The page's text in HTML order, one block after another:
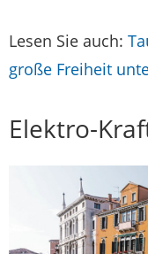
Lesen Sie auch:
große Freiheit
Elektro-